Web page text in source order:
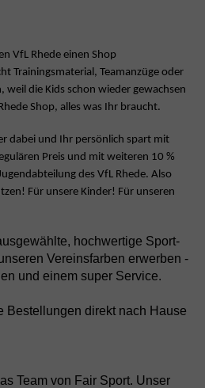
VfL Rhede einen Shop
Trainingsmaterial, Teamanzüge oder
weil die Kids schon wieder gewachsen
Shop, alles was Ihr braucht.
dabei und Ihr persönlich spart mit
Preis und mit weiteren 10 %
des VfL Rhede. Also
Für unsere Kinder! Für unseren
hochwertige Sport-
Vereinsfarben erwerben -
und einem super Service.
Bestellungen direkt nach Hause
Team von Fair Sport. Unser